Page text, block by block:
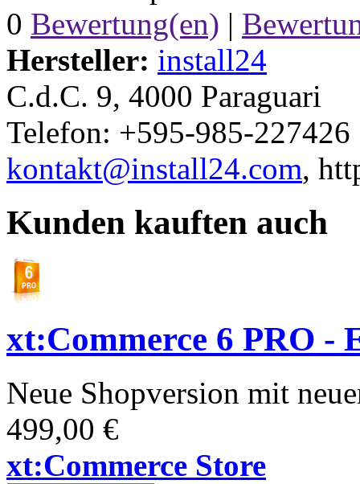
0 Bewertung(en) |
Hersteller: install24
C.d.C. 9, 4000 Paraguari
Telefon: +595-985-227426
kontakt@install24.com,
Kunden kauften auch
xt:Commerce 6 PRO -
Neue Shopversion mit
499,00 €
xt:Commerce Store